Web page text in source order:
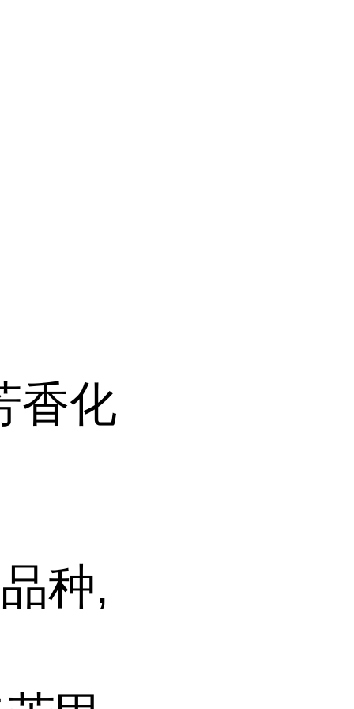
香化
种,